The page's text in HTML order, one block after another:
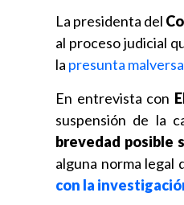
La presidenta del
al proceso judicial
la presunta
En entrevista con
suspensión de la
brevedad posible
alguna norma legal
con la